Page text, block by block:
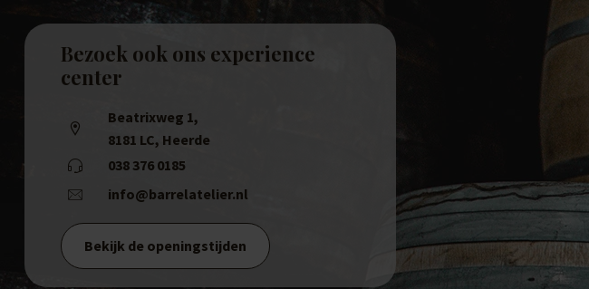
Bezoek ook ons experience
center
Beatrixweg 1,
8181 LC, Heerde
038 376 0185
info@barrelatelier.nl
Bekijk de openingstijden